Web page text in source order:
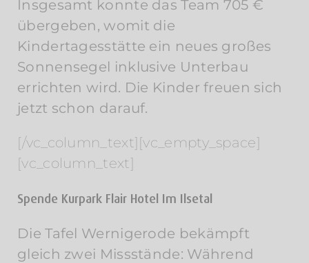
Insgesamt konnte das Team 705 €
übergeben, womit die
Kindertagesstätte ein neues großes
Sonnensegel inklusive Unterbau
errichten wird. Die Kinder freuen sich
jetzt schon darauf.
[/vc_column_text][vc_empty_space]
[vc_column_text]
Spende Kurpark Flair Hotel Im Ilsetal
Die Tafel Wernigerode bekämpft
gleich zwei Missstände: Während